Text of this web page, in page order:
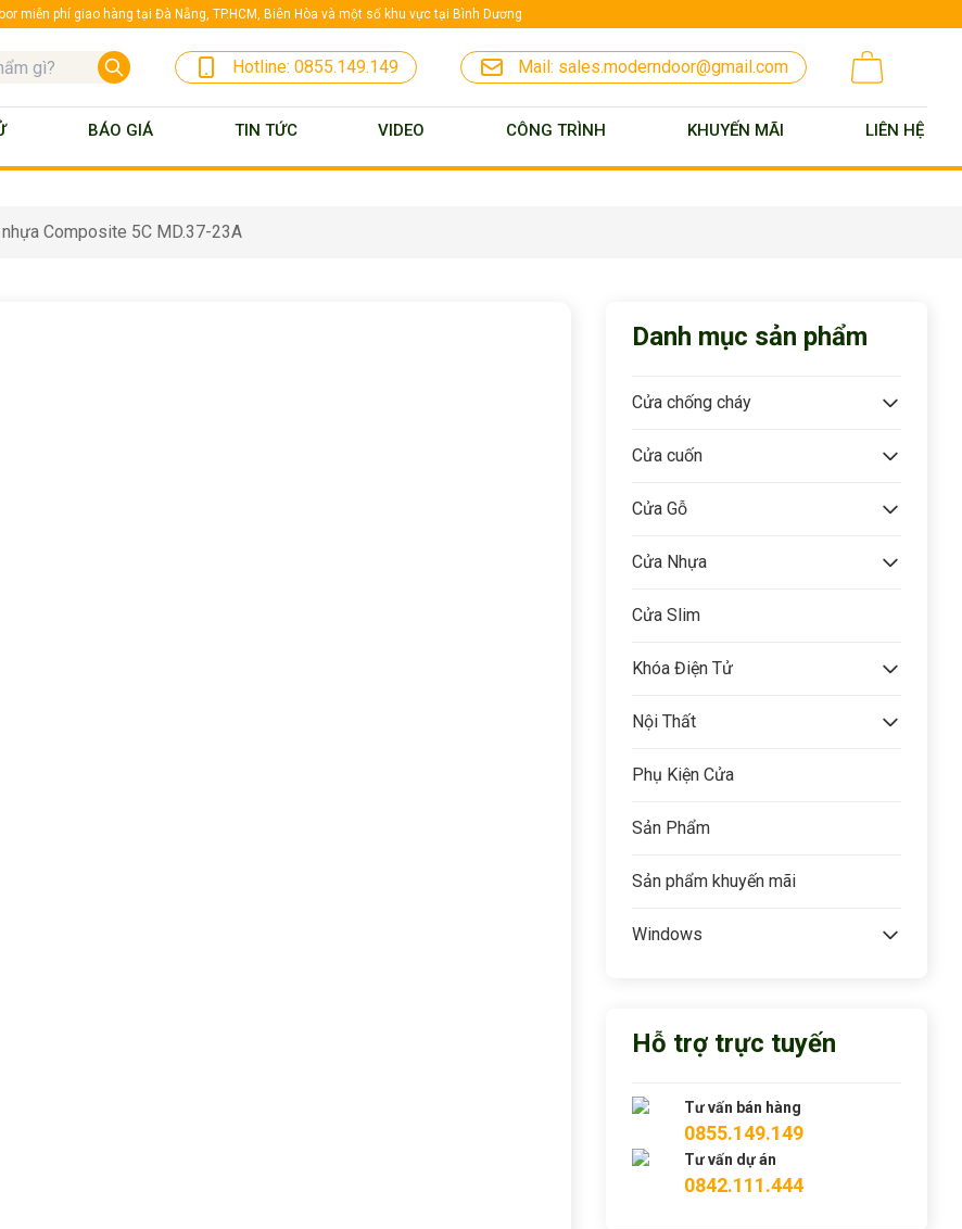
miễn phí giao hàng tại Đà Nẵng, TP.HCM, Biên Hòa và một số khu vực tại Bình Dương
Hotline: 0855.149.149 Mail: sales.moderndoor@gmail.com
BÁO GIÁ TIN TỨC VIDEO CÔNG TRÌNH KHUYẾN MÃI LIÊN HỆ
Composite 5C MD.37-23A
Danh mục sản phẩm
Cửa chống cháy
Cửa cuốn
Cửa Gỗ
Cửa Nhựa
Cửa Slim
Khóa Điện Tử
Nội Thất
Phụ Kiện Cửa
Sản Phẩm
Sản phẩm khuyến mãi
Windows
Hỗ trợ trực tuyến
Tư vấn bán hàng
0855.149.149
Tư vấn dự án
0842.111.444